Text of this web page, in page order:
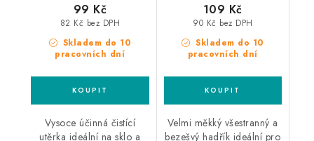
Skladem do 10
pracovních dní
82 Kč bez DPH
99 Kč
Vysoce účinná čistící
utěrka ideální na sklo a
Skladem do 10
pracovních dní
90 Kč bez DPH
109 Kč
Velmi měkký všestranný a
bezešvý hadřík ideální pro